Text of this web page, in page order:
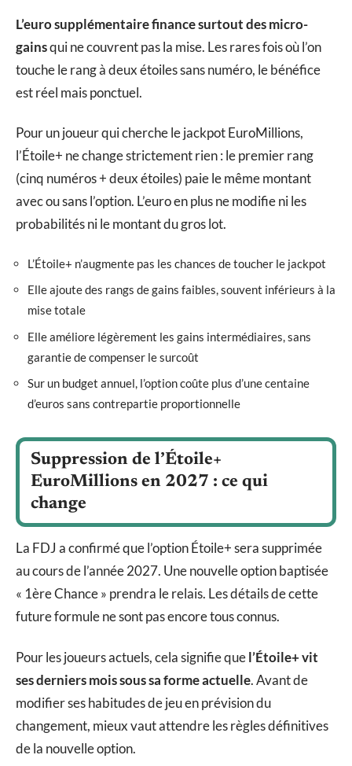
L’euro supplémentaire finance surtout des micro-
gainsqui ne couvrent pas la mise. Les rares fois où l’on
touche le rang à deux étoiles sans numéro, le bénéfice
est réel mais ponctuel.
Pour un joueur qui cherche le jackpot EuroMillions,
l’Étoile+ ne change strictement rien : le premier rang
(cinq numéros + deux étoiles) paie le même montant
avec ou sans l’option. L’euro en plus ne modifie ni les
probabilités ni le montant du gros lot.
L’Étoile+ n’augmente pas les chances de toucher le jackpot
Elle ajoute des rangs de gains faibles, souvent inférieurs à la
mise totale
Elle améliore légèrement les gains intermédiaires, sans
garantie de compenser le surcoût
Sur un budget annuel, l’option coûte plus d’une centaine
d’euros sans contrepartie proportionnelle
Suppression de l’Étoile+
EuroMillions en 2027 : ce qui
change
La FDJ a confirmé que l’option Étoile+ sera supprimée
au cours de l’année 2027. Une nouvelle option baptisée
« 1ère Chance » prendra le relais. Les détails de cette
future formule ne sont pas encore tous connus.
Pour les joueurs actuels, cela signifie quel’Étoile+ vit
ses derniers mois sous sa forme actuelle. Avant de
modifier ses habitudes de jeu en prévision du
changement, mieux vaut attendre les règles définitives
de la nouvelle option.